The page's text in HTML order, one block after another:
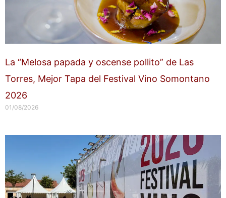
La “Melosa papada y oscense pollito” de Las
Torres, Mejor Tapa del Festival Vino Somontano
2026
01/08/2026